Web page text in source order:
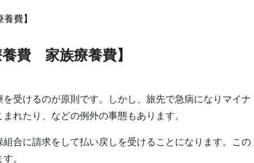
費】
費 家族療養費】
受けるのが原則です。しかし、旅先で急病になりマイナ
れたり、などの例外の事態もあります。
合に請求をして払い戻しを受けることになります。この
。